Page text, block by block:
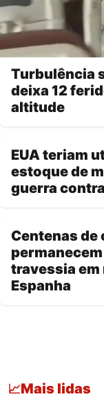
Turbulência
deixa 12
altitude
EUA teriam
estoque de
guerra
Centenas
travessia em
Espanha
📈Mais lidas